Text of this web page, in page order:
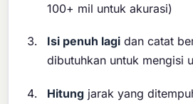
100+ mil untuk akurasi)
Isi penuh lagi dan catat
dibutuhkan untuk mengisi
Hitung jarak yang